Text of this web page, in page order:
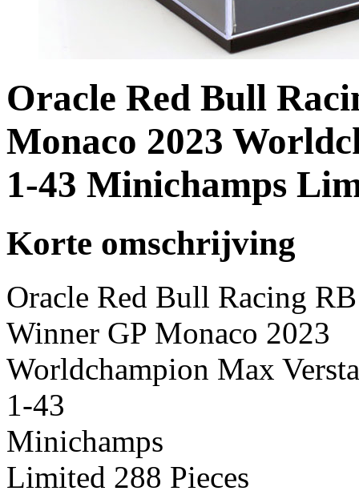
Oracle Red Bull
Monaco 2023
1-43 Minichamps
Korte omschrijving
Oracle Red Bull Racing
Winner GP Monaco 2023
Worldchampion Max
1-43
Minichamps
Limited 288 Pieces